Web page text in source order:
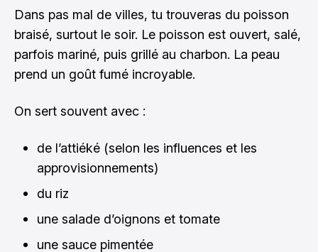
Dans pas mal de villes, tu trouveras du poisson
braisé, surtout le soir. Le poisson est ouvert, salé,
parfois mariné, puis grillé au charbon. La peau
prend un goût fumé incroyable.
On sert souvent avec :
de l’attiéké (selon les influences et les
approvisionnements)
du riz
une salade d’oignons et tomate
une sauce pimentée